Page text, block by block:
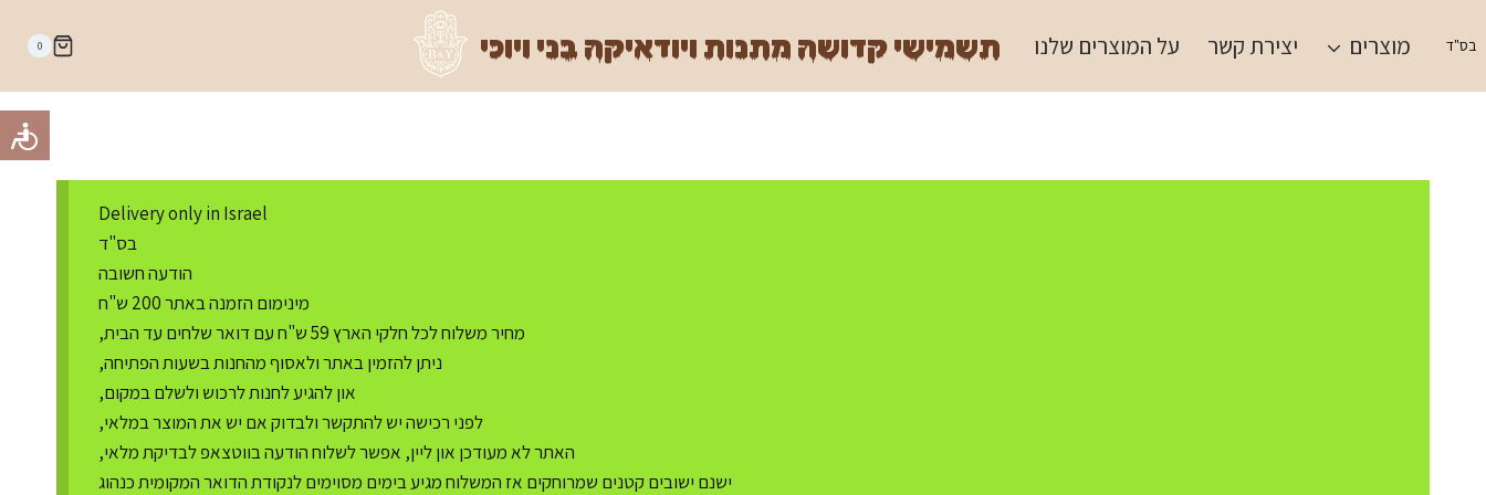
toבס"ד מוצרים יצירת קשר על המוצרים שלנו תשמישי קדושה מתנות ויודאיקה בני ויוכי 0
Delivery only in Israel
בס"ד
הודעה חשובה
מינימום הזמנה באתר 200 ש"ח
מחיר משלוח לכל חלקי הארץ 59 ש"ח עם דואר שלחים עד הבית,
ניתן להזמין באתר ולאסוף מהחנות בשעות הפתיחה,
און להגיע לחנות לרכוש ולשלם במקום,
לפני רכישה יש להתקשר ולבדוק אם יש את המוצר במלאי,
האתר לא מעודכן און ליין, אפשר לשלוח הודעה בווטצאפ לבדיקת מלאי,
ישנם ישובים קטנים שמרוחקים אז המשלוח מגיע בימים מסוימים לנקודת הדואר המקומית כנהוג